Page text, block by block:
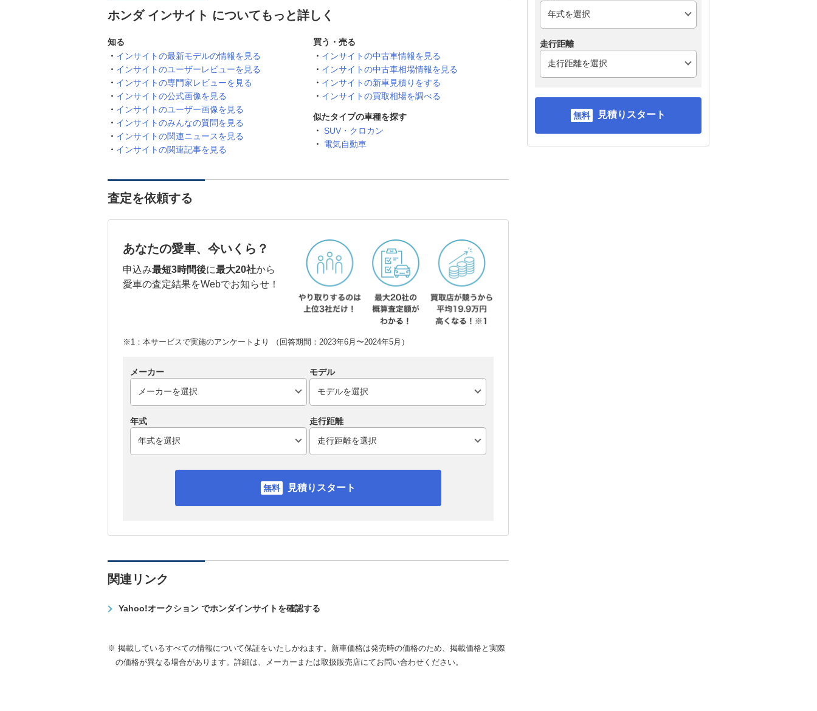
ホンダ インサイト についてもっと詳しく
知る
インサイトの最新モデルの情報を見る
インサイトのユーザーレビューを見る
インサイトの専門家レビューを見る
インサイトの公式画像を見る
インサイトのユーザー画像を見る
インサイトのみんなの質問を見る
インサイトの関連ニュースを見る
インサイトの関連記事を見る
買う・売る
インサイトの中古車情報を見る
インサイトの中古車相場情報を見る
インサイトの新車見積りをする
インサイトの買取相場を調べる
似たタイプの車種を探す
SUV・クロカン
電気自動車
査定を依頼する
あなたの愛車、今いくら？
申込み最短3時間後に最大20社から
愛車の査定結果をWebでお知らせ！
※1：本サービスで実施のアンケートより （回答期間：2023年6月〜2024年5月）
メーカー モデル
年式 走行距離
見積りスタート
関連リンク
Yahoo!オークション でホンダインサイトを確認する
※ 掲載しているすべての情報について保証をいたしかねます。新車価格は発売時の価格のため、掲載価格と実際
の価格が異なる場合があります。詳細は、メーカーまたは取扱販売店にてお問い合わせください。
走行距離
見積りスタート